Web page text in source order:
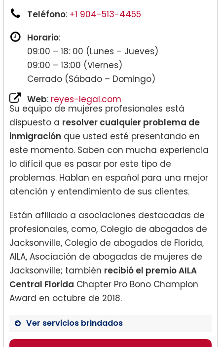
Teléfono: +1 904-513-4455
Horario:
09:00 – 18: 00 (Lunes – Jueves)
09:00 – 13:00 (Viernes)
Cerrado (Sábado – Domingo)
Web: reyes-legal.com
Su equipo de mujeres profesionales está
dispuesto a resolver cualquier problema de
inmigración que usted esté presentando en
este momento. Saben con mucha experiencia
lo difícil que es pasar por este tipo de
problemas. Hablan en español para una mejor
atención y entendimiento de sus clientes.
Están afiliado a asociaciones destacadas de
profesionales, como, Colegio de abogados de
Jacksonville, Colegio de abogados de Florida,
AILA, Asociación de abogadas de mujeres de
Jacksonville; también recibió el premio AILA
Central Florida Chapter Pro Bono Champion
Award en octubre de 2018.
Ver servicios brindados